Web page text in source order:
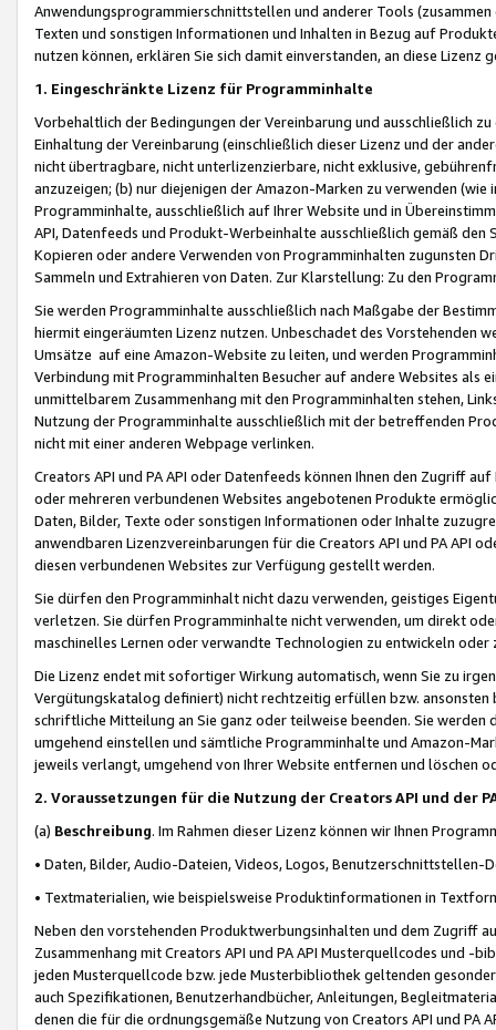
Anwendungsprogrammierschnittstellen und anderer Tools (zusammen
Texten und sonstigen Informationen und Inhalten in Bezug auf
nutzen können, erklären Sie sich damit einverstanden, an diese Lizenz
1. Eingeschränkte Lizenz für Programminhalte
Vorbehaltlich der Bedingungen der Vereinbarung und ausschließlich
Einhaltung der Vereinbarung (einschließlich dieser Lizenz und der
nicht übertragbare, nicht unterlizenzierbare, nicht exklusive,
anzuzeigen; (b) nur diejenigen der Amazon-Marken zu verwenden
Programminhalte, ausschließlich auf Ihrer Website und in
API, Datenfeeds und Produkt-Werbeinhalte ausschließlich gemäß
Kopieren oder andere Verwenden von Programminhalten zugunsten
Sammeln und Extrahieren von Daten. Zur Klarstellung: Zu den
Sie werden Programminhalte ausschließlich nach Maßgabe der
hiermit eingeräumten Lizenz nutzen. Unbeschadet des Vorstehenden
Umsätze auf eine Amazon-Website zu leiten, und werden
Verbindung mit Programminhalten Besucher auf andere Websites als
unmittelbarem Zusammenhang mit den Programminhalten stehen,
Nutzung der Programminhalte ausschließlich mit der betreffenden
nicht mit einer anderen Webpage verlinken.
Creators API und PA API oder Datenfeeds können Ihnen den Zugriff
oder mehreren verbundenen Websites angebotenen Produkte
Daten, Bilder, Texte oder sonstigen Informationen oder Inhalte
anwendbaren Lizenzvereinbarungen für die Creators API und PA API
diesen verbundenen Websites zur Verfügung gestellt werden.
Sie dürfen den Programminhalt nicht dazu verwenden, geistiges
verletzen. Sie dürfen Programminhalte nicht verwenden, um direkt
maschinelles Lernen oder verwandte Technologien zu entwickeln
Die Lizenz endet mit sofortiger Wirkung automatisch, wenn Sie zu
Vergütungskatalog definiert) nicht rechtzeitig erfüllen bzw. ansonsten
schriftliche Mitteilung an Sie ganz oder teilweise beenden. Sie werden
umgehend einstellen und sämtliche Programminhalte und Amazon-
jeweils verlangt, umgehend von Ihrer Website entfernen und löschen
2. Voraussetzungen für die Nutzung der Creators API und der
(a) Beschreibung. Im Rahmen dieser Lizenz können wir Ihnen
• Daten, Bilder, Audio-Dateien, Videos, Logos, Benutzerschnittstellen-
• Textmaterialien, wie beispielsweise Produktinformationen in
Neben den vorstehenden Produktwerbungsinhalten und dem Zugriff
Zusammenhang mit Creators API und PA API Musterquellcodes und
jeden Musterquellcode bzw. jede Musterbibliothek geltenden
auch Spezifikationen, Benutzerhandbücher, Anleitungen,
denen die für die ordnungsgemäße Nutzung von Creators API und PA